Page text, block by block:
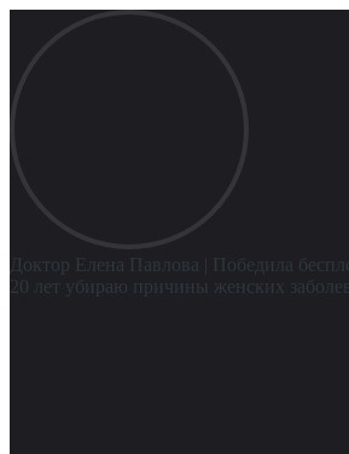
Доктор Елена Павлова
| Победила
20 лет убираю причины женских